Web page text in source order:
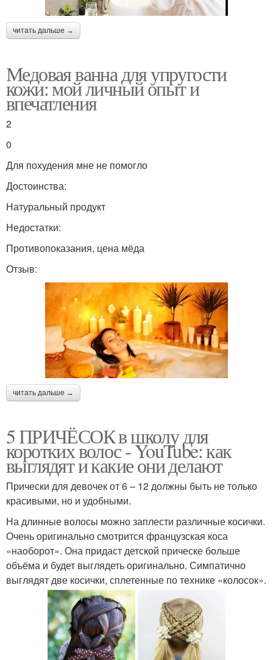
читать дальше →
Медовая ванна для упругости
кожи: мой личный опыт и
впечатления
2
0
Для похудения мне не помогло
Достоинства:
Натуральный продукт
Недостатки:
Противопоказания, цена мёда
Отзыв:
читать дальше →
5 ПРИЧЁСОК в школу для
коротких волос ‍- YouTube: как
выглядят и какие они делают
Прически для девочек от 6 – 12 должны быть не только
красивыми, но и удобными.
На длинные волосы можно заплести различные косички.
Очень оригинально смотрится французская коса
«наоборот». Она придаст детской прическе больше
объёма и будет выглядеть оригинально. Симпатично
выглядят две косички, сплетенные по технике «колосок».